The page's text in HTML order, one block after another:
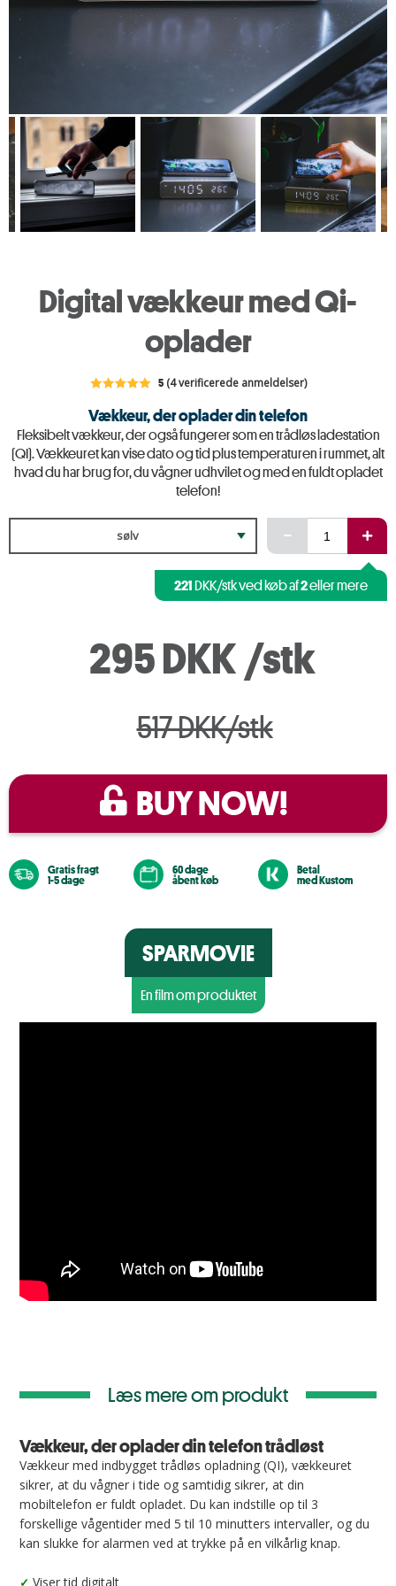
Digital vækkeur med Qi-
oplader
5(4 verificerede anmeldelser)
Vækkeur, der oplader din telefon
Fleksibelt vækkeur, der også fungerer som en trådløs ladestation
(QI). Vækkeuret kan vise dato og tid plus temperaturen i rummet, alt
hvad du har brug for, du vågner udhvilet og med en fuldt opladet
telefon!
sølv
221DKK/stk ved køb af2eller mere
295 DKK/stk
517 DKK/stk
BUY NOW!
Gratis fragt
1-5 dage
60 dage
åbent køb
Betal
med Kustom
SPARMOVIE
En film om produktet
Læs mere om produkt
Vækkeur, der oplader din telefon trådløst
Vækkeur med indbygget trådløs opladning (QI), vækkeuret
sikrer, at du vågner i tide og samtidig sikrer, at din
mobiltelefon er fuldt opladet. Du kan indstille op til 3
forskellige vågentider med 5 til 10 minutters intervaller, og du
kan slukke for alarmen ved at trykke på en vilkårlig knap.
✓ Viser tid digitalt